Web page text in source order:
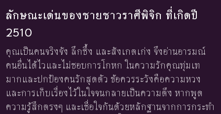
ลักษณะเด่นของชายชาวราศีพิจิก ที่เกิดปี
2510
คุณเป็นคนจริงจัง ลึกซึ้ง และสังเกตเก่ง จึงอ่านอารมณ์
คนอื่นได้ไวและไม่ชอบการโกหก ในความรักคุณทุ่มเท
มากและปกป้องคนรักสุดตัว ข้อควรระวังคือความหวง
และการเก็บเรื่องไว้ในใจจนกลายเป็นความตึง หากพูด
ความรู้สึกตรงๆ และเชื่อใจกันด้วยหลักฐานจากการกระทำ